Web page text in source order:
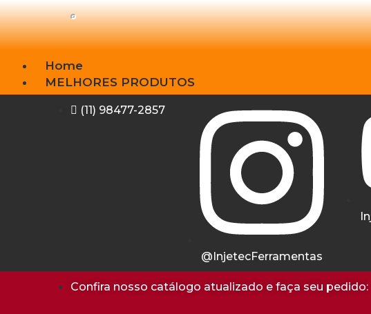
Home
MELHORES PRODUTOS
Lançamentos
Motor(11) 98477-2857
@InjetecFerramentas
Confira nosso catálogo atualizado e faça seu pedido: